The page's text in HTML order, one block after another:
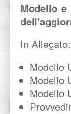
Modello
In Allegato:
Modello
Modello
Modello